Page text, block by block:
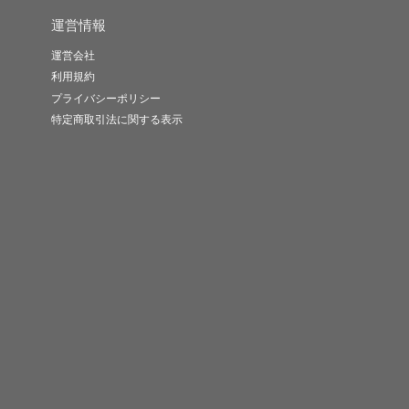
運営情報
運営会社
利用規約
プライバシーポリシー
特定商取引法に関する表示